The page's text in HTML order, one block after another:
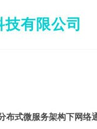
有限公司
布式微服务架构下网络